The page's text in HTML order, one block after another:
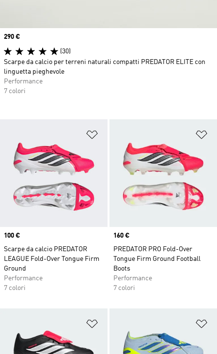
Aggiungi alla lista dei desideri
Price
100 €
Scarpe da calcio PREDATOR
LEAGUE Fold-Over Tongue Firm
Ground
Performance
7 colori
Price
160 €
PREDATOR PRO Fold-Over
Tongue Firm Ground Football
Boots
Performance
7 colori
Aggiungi alla lista dei desideri
Price
290 €
(30)
Scarpe da calcio per terreni naturali compatti PREDATOR ELITE con
linguetta pieghevole
Performance
7 colori